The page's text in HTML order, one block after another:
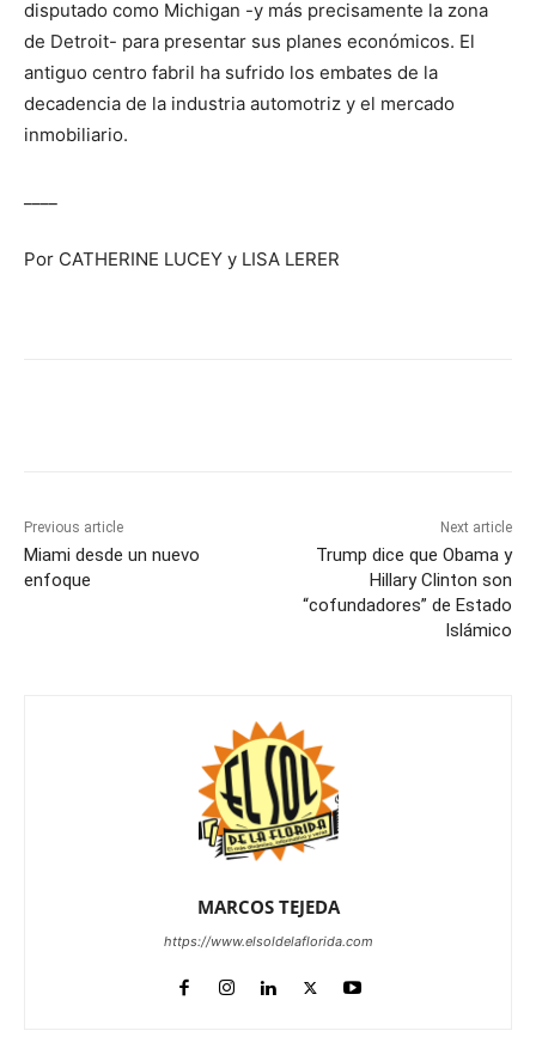
disputado como Michigan -y más precisamente la zona
de Detroit- para presentar sus planes económicos. El
antiguo centro fabril ha sufrido los embates de la
decadencia de la industria automotriz y el mercado
inmobiliario.
Por CATHERINE LUCEY y LISA LERER
Previous article
Miami desde un nuevo
enfoque
Next article
Trump dice que Obama y
Hillary Clinton son
“cofundadores” de Estado
Islámico
MARCOS TEJEDA
https://www.elsoldelaflorida.com